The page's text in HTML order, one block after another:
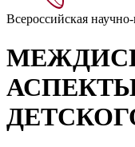
Всероссийская